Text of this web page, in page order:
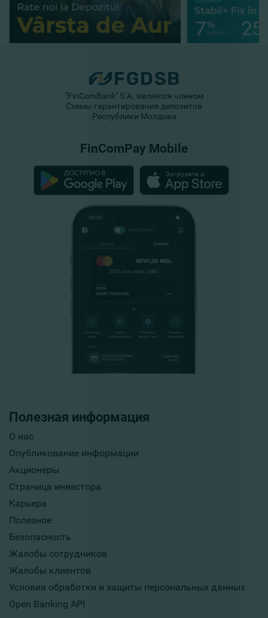
Полезная информация
О нас
Опубликование информации
Акционеры
Страница инвестора
Карьера
Полезное
Безопасность
Жалобы сотрудников
Жалобы клиентов
Условия обработки и защиты персональных данных
Open Banking API
"FinComBank" S.A. является членом
Схемы гарантирования депозитов
Республики Молдова
FinComPay Mobile